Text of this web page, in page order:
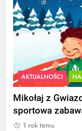
AKTUALNOŚCI
Mikołaj z
sportowa
1 rok temu